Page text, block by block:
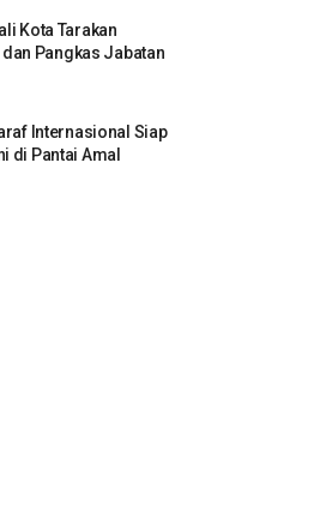
Kota Tarakan
dan Pangkas Jabatan
Internasional Siap
di Pantai Amal